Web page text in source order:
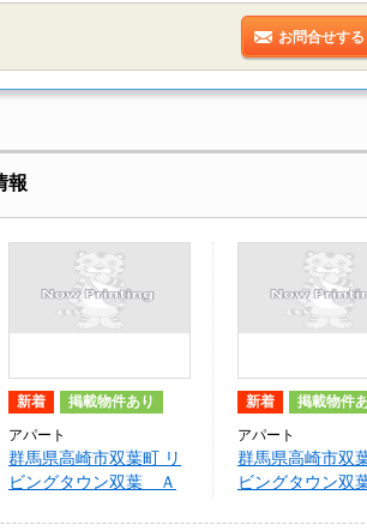
お問合せす
報
新着 掲載物件あり
アパート
群馬県高崎市双葉町 リ
ビングタウン双葉 Ａ
新着 掲載物件
アパート
群馬県高崎市双
ビングタウン